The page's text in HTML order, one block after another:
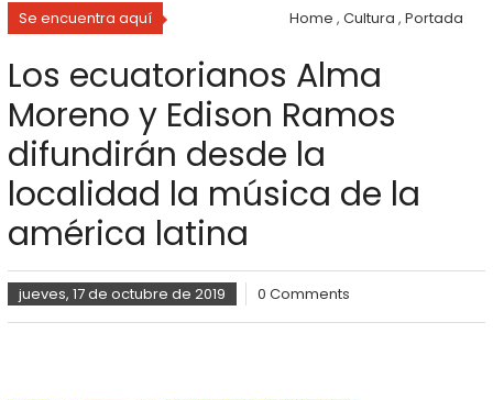
Se encuentra aquí Home ,Cultura ,Portada
Los ecuatorianos Alma
Moreno y Edison Ramos
difundirán desde la
localidad la música de la
américa latina
jueves, 17 de octubre de 2019 0 Comments